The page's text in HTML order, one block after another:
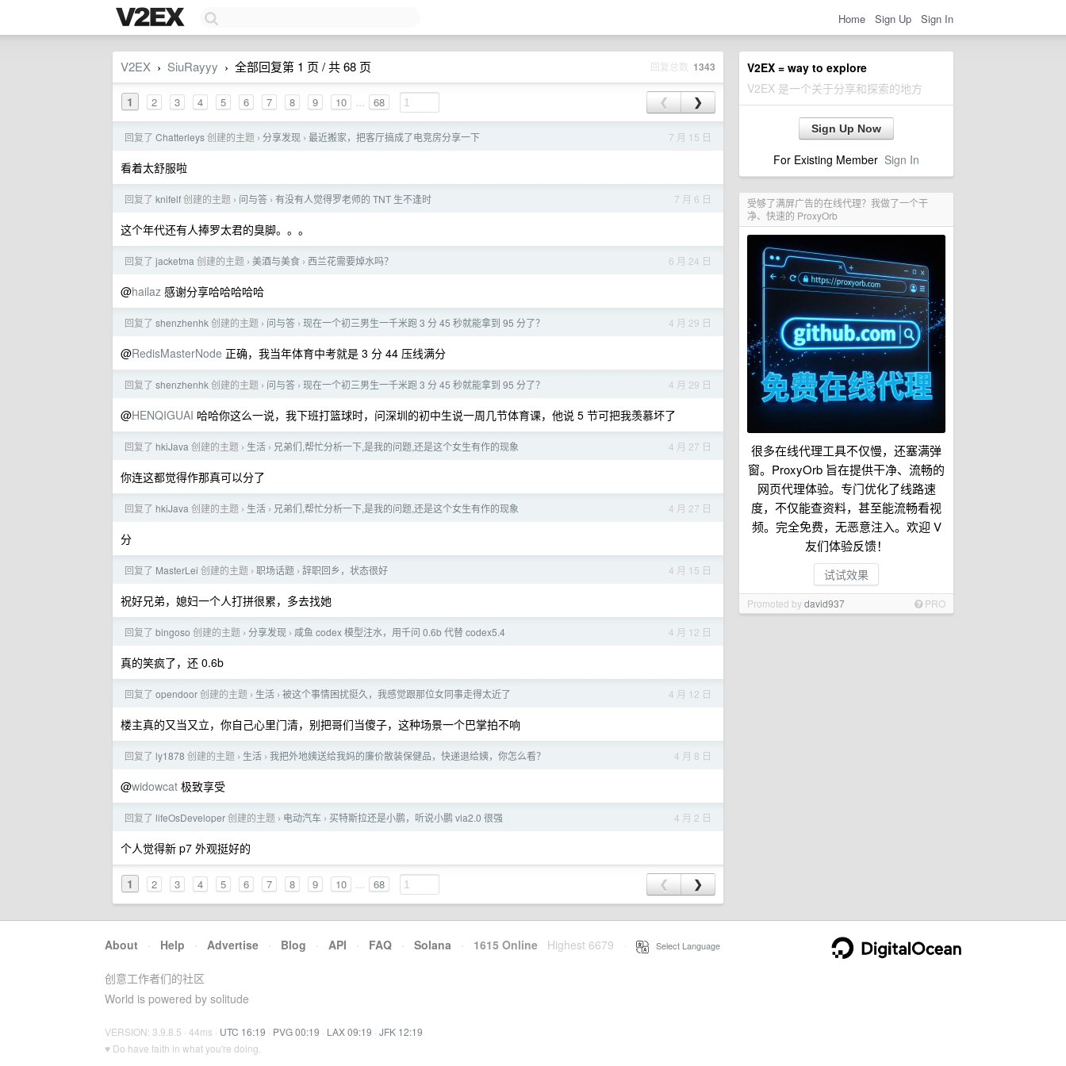
Home Sign Up Sign In
V2EX = way to explore
V2EX 是一个关于分享和探索的地方
Sign Up Now
For Existing Member Sign In
受够了满屏广告的在线代理？我做了一个干
净、快速的 ProxyOrb
很多在线代理工具不仅慢，还塞满弹
窗。ProxyOrb 旨在提供干净、流畅的
网页代理体验。专门优化了线路速
度，不仅能查资料，甚至能流畅看视
频。完全免费，无恶意注入。欢迎 V
友们体验反馈！
试试效果
Promoted bydavid937 PRO
V2EX › SiuRayyy › 全部回复第 1 页 / 共 68 页 回复总数 1343
1 2 3 4 5 6 7 8 9 10 ... 68 ❮ ❯
7 月 15 日
回复了 Chatterleys创建的主题 › 分享发现 › 最近搬家，把客厅搞成了电竞房分享一下
看着太舒服啦
7 月 6 日
回复了 knifelf创建的主题 › 问与答 › 有没有人觉得罗老师的 TNT 生不逢时
这个年代还有人捧罗太君的臭脚。。。
6 月 24 日
回复了 jacketma 创建的主题 › 美酒与美食 › 西兰花需要焯水吗？
@hailaz 感谢分享哈哈哈哈哈
4 月 29 日
回复了 shenzhenhk创建的主题 › 问与答 › 现在一个初三男生一千米跑 3 分 45 秒就能拿到 95 分了？
@RedisMasterNode 正确，我当年体育中考就是 3 分 44 压线满分
4 月 29 日
回复了 shenzhenhk创建的主题 › 问与答 › 现在一个初三男生一千米跑 3 分 45 秒就能拿到 95 分了？
@HENQIGUAI 哈哈你这么一说，我下班打篮球时，问深圳的初中生说一周几节体育课，他说 5 节可把我羡慕坏了
4 月 27 日
回复了 hkiJava 创建的主题 › 生活 › 兄弟们,帮忙分析一下,是我的问题,还是这个女生有作的现象
你连这都觉得作那真可以分了
4 月 27 日
回复了 hkiJava 创建的主题 › 生活 › 兄弟们,帮忙分析一下,是我的问题,还是这个女生有作的现象
分
4 月 15 日
回复了 MasterLei 创建的主题 › 职场话题 › 辞职回乡，状态很好
祝好兄弟，媳妇一个人打拼很累，多去找她
4 月 12 日
回复了 bingoso 创建的主题 › 分享发现 › 咸鱼 codex 模型注水，用千问 0.6b 代替 codex5.4
真的笑疯了，还 0.6b
4 月 12 日
回复了 opendoor创建的主题 › 生活 › 被这个事情困扰挺久，我感觉跟那位女同事走得太近了
楼主真的又当又立，你自己心里门清，别把哥们当傻子，这种场景一个巴掌拍不响
4 月 8 日
回复了 ly1878 创建的主题 › 生活 › 我把外地姨送给我妈的廉价散装保健品，快递退给姨，你怎么看？
@widowcat 极致享受
4 月 2 日
回复了 lifeOsDeveloper创建的主题 › 电动汽车 › 买特斯拉还是小鹏，听说小鹏 vla2.0 很强
个人觉得新 p7 外观挺好的
1 2 3 4 5 6 7 8 9 10 ... 68 ❮ ❯
About · Help · Advertise · Blog · API · FAQ · Solana · 1615 Online Highest 6679 Select Language
创意工作者们的社区
World is powered by solitude
VERSION: 3.9.8.5 · 44ms · UTC 16:19 · PVG 00:19 · LAX 09:19 · JFK 12:19
♥ Do have faith in what you're doing.